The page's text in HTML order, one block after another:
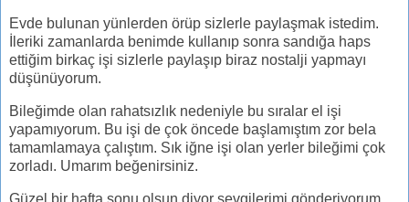
Evde bulunan yünlerden örüp sizlerle paylaşmak istedim.
İleriki zamanlarda benimde kullanıp sonra sandığa haps
ettiğim birkaç işi sizlerle paylaşıp biraz nostalji yapmayı
düşünüyorum.
Bileğimde olan rahatsızlık nedeniyle bu sıralar el işi
yapamıyorum. Bu işi de çok öncede başlamıştım zor bela
tamamlamaya çalıştım. Sık iğne işi olan yerler bileğimi çok
zorladı. Umarım beğenirsiniz.
Güzel bir hafta sonu olsun diyor sevgilerimi gönderiyorum.